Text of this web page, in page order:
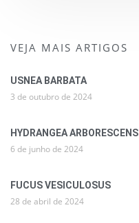
VEJA MAIS ARTIGOS
USNEA BARBATA
3 de outubro de 2024
HYDRANGEA ARBORESCENS
6 de junho de 2024
FUCUS VESICULOSUS
28 de abril de 2024